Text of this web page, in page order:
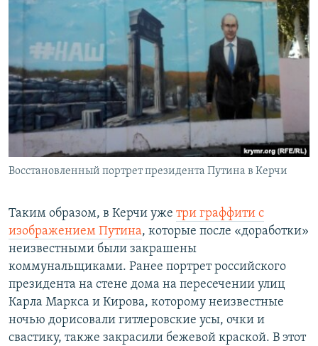
Восстановленный портрет президента Путина в Керчи
Таким образом, в Керчи уже три граффити с
изображением Путина, которые после «доработки»
неизвестными были закрашены
коммунальщиками. Ранее портрет российского
президента на стене дома на пересечении улиц
Карла Маркса и Кирова, которому неизвестные
ночью дорисовали гитлеровские усы, очки и
свастику, также закрасили бежевой краской. В этот